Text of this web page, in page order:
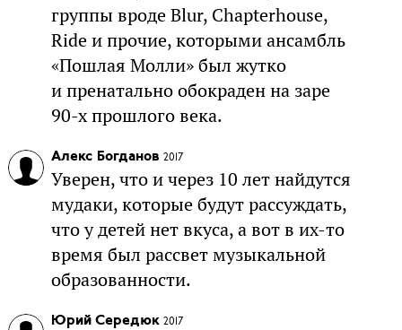
группы вроде Blur, Chapterhouse,
Ride и прочие, которыми ансамбль
«Пошлая Молли» был жутко
и пренатально обокраден на заре
90-х прошлого века.
Алекс Богданов 2017
Уверен, что и через 10 лет найдутся
мудаки, которые будут рассуждать,
что у детей нет вкуса, а вот в их-то
время был рассвет музыкальной
образованности.
Юрий Середюк 2017